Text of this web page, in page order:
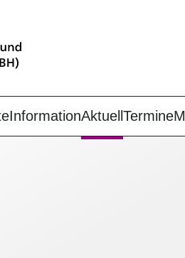
InformationAktuell Termine